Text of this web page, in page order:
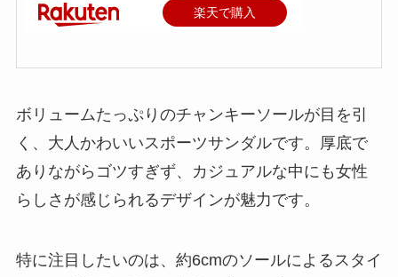
楽天で購入
ボリュームたっぷりのチャンキーソールが目を引
く、大人かわいいスポーツサンダルです。厚底で
ありながらゴツすぎず、カジュアルな中にも女性
らしさが感じられるデザインが魅力です。
特に注目したいのは、約6cmのソールによるスタイ